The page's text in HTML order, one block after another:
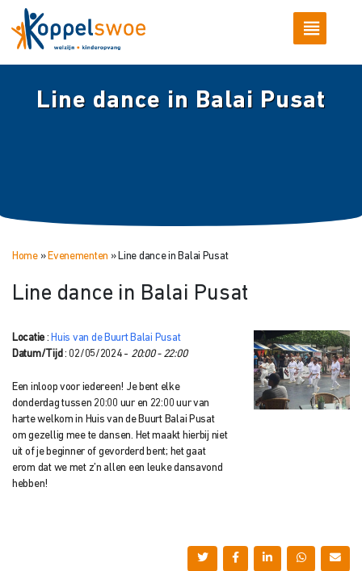
Line dance in Balai Pusat
Home» Evenementen » Line dance in Balai Pusat
Line dance in Balai Pusat
Locatie : Huis van de Buurt Balai Pusat
Datum/Tijd : 02/05/2024 - 20:00 - 22:00
Een inloop voor iedereen! Je bent elke
donderdag tussen 20:00 uur en 22:00 uur van
harte welkom in Huis van de Buurt Balai Pusat
om gezellig mee te dansen. Het maakt hierbij niet
uit of je beginner of gevorderd bent; het gaat
erom dat we met z’n allen een leuke dansavond
hebben!